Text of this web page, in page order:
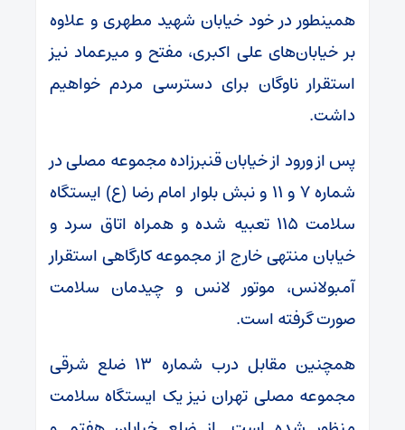
همینطور در خود خیابان شهید مطهری و علاوه
بر خیابان‌های علی اکبری، مفتح و میرعماد نیز
استقرار ناوگان برای دسترسی مردم خواهیم
داشت.
پس از ورود از خیابان قنبرزاده مجموعه مصلی در
شماره ۷ و ۱۱ و نبش بلوار امام رضا (ع) ایستگاه
سلامت ۱۱۵ تعبیه شده و همراه اتاق سرد و
خیابان منتهی خارج از مجموعه کارگاهی استقرار
آمبولانس، موتور لانس و چیدمان سلامت
صورت گرفته است.
همچنین مقابل درب شماره ۱۳ ضلع شرقی
مجموعه مصلی تهران نیز یک ایستگاه سلامت